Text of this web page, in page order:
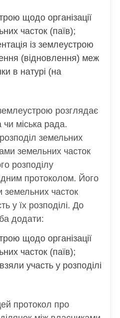
щодо організації
часток (паїв);
із землеустрою
(відновлення) меж
в натурі (на
розглядає
чи міська рада.
земельних
земельних часток
розподілу
протоколом. Його
земельних часток
у їх розподілі. До
додати:
щодо організації
часток (паїв);
участь у розподілі
протокол про